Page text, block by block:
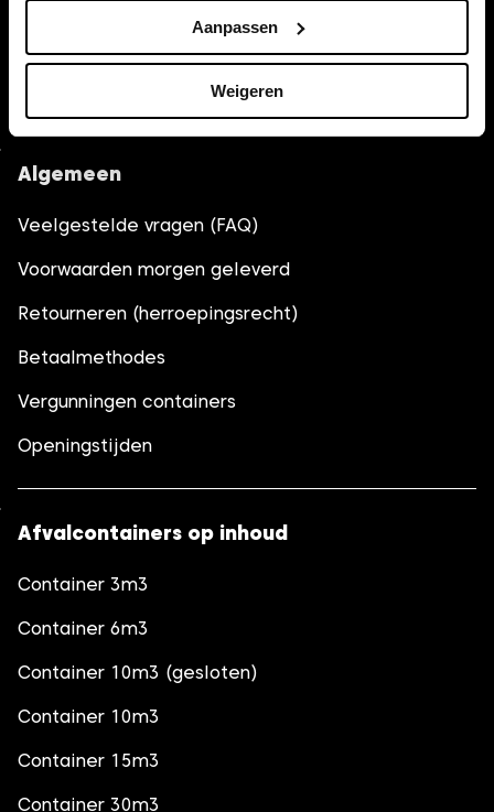
Aanpassen
Weigeren
Hulp nodig bij het bestellen?
Bel035-6013861, wij helpen je
Algemeen
Veelgestelde vragen (FAQ)
Voorwaarden morgen geleverd
Retourneren (herroepingsrecht)
Betaalmethodes
Vergunningen containers
Openingstijden
Afvalcontainers op inhoud
Container 3m3
Container 6m3
Container 10m3 (gesloten)
Container 10m3
Container 15m3
Container 30m3